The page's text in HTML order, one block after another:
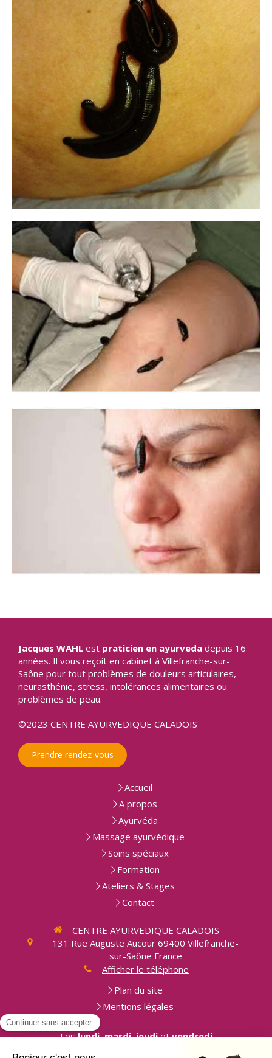
Jacques WAHL est praticien en ayurveda depuis 16
années. Il vous reçoit en cabinet à Villefranche-sur-
Saône pour tout problèmes de douleurs articulaires,
neurasthénie, stress, intolérances alimentaires ou
problèmes de peau.
©2023 CENTRE AYURVEDIQUE CALADOIS
Prendre rendez-vous
Accueil
A propos
Ayurvéda
Massage ayurvédique
Soins spéciaux
Formation
Ateliers & Stages
Contact
CENTRE AYURVEDIQUE CALADOIS
131 Rue Auguste Aucour 69400 Villefranche-
sur-Saône France
Afficher le téléphone
Plan du site
Mentions légales
Leslundi,mardi,jeudietvendredi